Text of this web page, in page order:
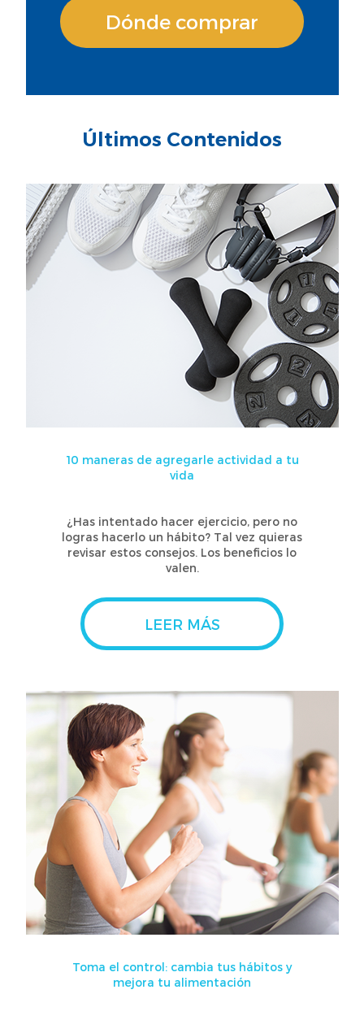
Dónde comprar
Últimos Contenidos
10 maneras de agregarle actividad a tu
vida
¿Has intentado hacer ejercicio, pero no
logras hacerlo un hábito? Tal vez quieras
revisar estos consejos. Los beneficios lo
valen.
LEER MÁS
Toma el control: cambia tus hábitos y
mejora tu alimentación